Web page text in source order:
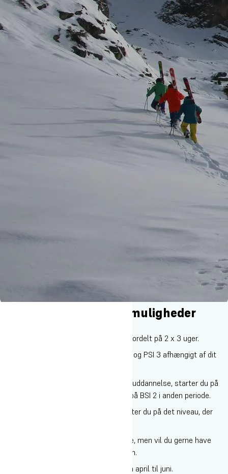
I foråret har du 2 valgmuligheder
På instruktørlinjen får du 6 uger på ski fordelt på 2 x 3 uger.
Du kan vælge mellem BSI 1, BSI 2, PSI 1 og PSI 3 afhængigt af dit
Har du ikke tidligere taget en instruktøruddannelse, starter du på
BSI 1 i første periode og kan fortsætte på BSI 2 i anden periode.
Har du allerede en uddannelse, fortsætter du på det niveau, der
Ønsker du ikke en instruktøruddannelse, men vil du gerne have
seks uger på ski, er du også velkommen.
Efter marts vælger du en anden linje fra april til juni.